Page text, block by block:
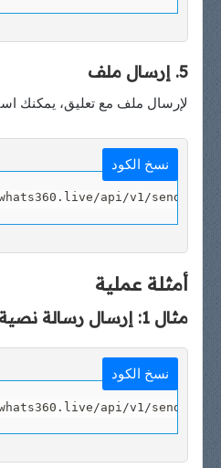
5. إرسال ملف
لإرسال ملف مع تعليق، يمكنك
نسخ الكود
api/v1/send-
أمثلة عملية
مثال 1: إرسال رسالة نصية
نسخ الكود